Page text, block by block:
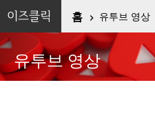
이즈클릭 홈  유투브 영상
유투브 영상